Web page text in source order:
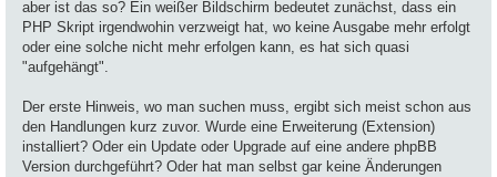
aber ist das so? Ein weißer Bildschirm bedeutet zunächst, dass ein
PHP Skript irgendwohin verzweigt hat, wo keine Ausgabe mehr erfolgt
oder eine solche nicht mehr erfolgen kann, es hat sich quasi
"aufgehängt".
Der erste Hinweis, wo man suchen muss, ergibt sich meist schon aus
den Handlungen kurz zuvor. Wurde eine Erweiterung (Extension)
installiert? Oder ein Update oder Upgrade auf eine andere phpBB
Version durchgeführt? Oder hat man selbst gar keine Änderungen